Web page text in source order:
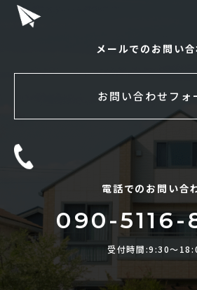
メールでのお問い
お問い合わせフォ
電話でのお問い合
090-
受付時間:9:30〜